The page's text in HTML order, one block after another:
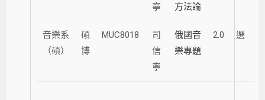
寧
方法論
音樂系
（碩）
碩
博
MUC8018
司
信
寧
俄國音
樂專題
2.0 選